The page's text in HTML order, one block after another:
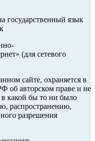
государственный язык
(для сетевого
сайте, охраняется в
об авторском праве и не
какой бы то ни было
распространению,
разрешения